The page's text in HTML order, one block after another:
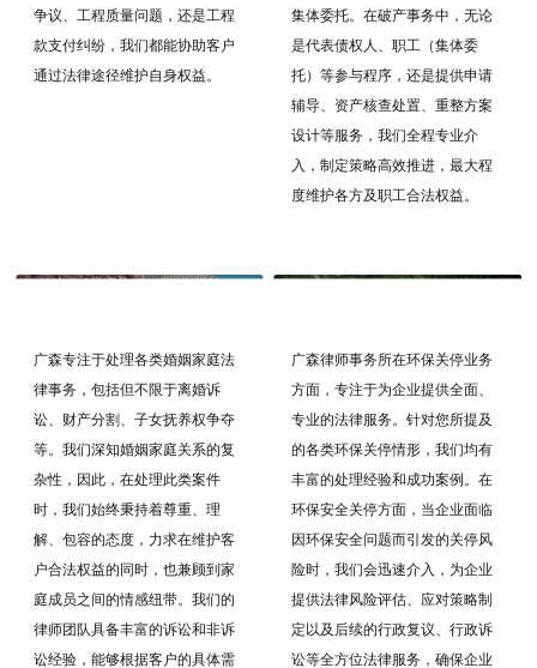
争议、工程质量问题，还是工程
款支付纠纷，我们都能协助客户
通过法律途径维护自身权益。
集体委托。在破产事务中，无论
是代表债权人、职工（集体委
托）等参与程序，还是提供申请
辅导、资产核查处置、重整方案
设计等服务，我们全程专业介
入，制定策略高效推进，最大程
度维护各方及职工合法权益。
广森专注于处理各类婚姻家庭法
律事务，包括但不限于离婚诉
讼、财产分割、子女抚养权争夺
等。我们深知婚姻家庭关系的复
杂性，因此，在处理此类案件
时，我们始终秉持着尊重、理
解、包容的态度，力求在维护客
户合法权益的同时，也兼顾到家
庭成员之间的情感纽带。我们的
律师团队具备丰富的诉讼和非诉
讼经验，能够根据客户的具体需
广森律师事务所在环保关停业务
方面，专注于为企业提供全面、
专业的法律服务。针对您所提及
的各类环保关停情形，我们均有
丰富的处理经验和成功案例。在
环保安全关停方面，当企业面临
因环保安全问题而引发的关停风
险时，我们会迅速介入，为企业
提供法律风险评估、应对策略制
定以及后续的行政复议、行政诉
讼等全方位法律服务，确保企业